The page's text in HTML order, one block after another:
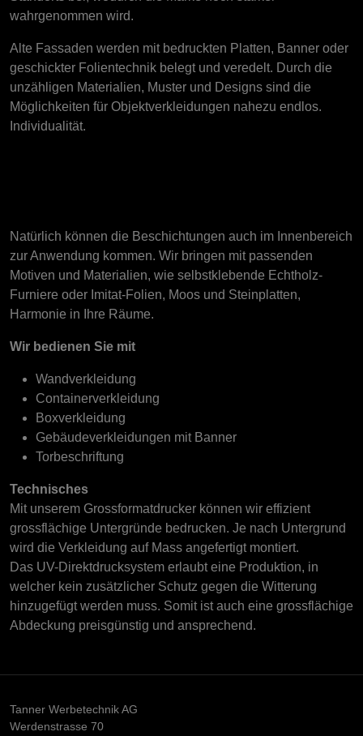
wahrgenommen wird.
Alte Fassaden werden mit bedruckten Platten, Banner oder
geschickter Folientechnik belegt und veredelt. Durch die
unzähligen Materialien, Muster und Designs sind die
Möglichkeiten für Objektverkleidungen nahezu endlos.
Individualität.
Natürlich können die Beschichtungen auch im Innenbereich
zur Anwendung kommen. Wir bringen mit passenden
Motiven und Materialien, wie selbstklebende Echtholz-
Furniere oder Imitat-Folien, Moos und Steinplatten,
Harmonie in Ihre Räume.
Wir bedienen Sie mit
Wandverkleidung
Containerverkleidung
Boxverkleidung
Gebäudeverkleidungen mit Banner
Torbeschriftung
Technisches
Mit unserem Grossformatdrucker können wir effizient
grossflächige Untergründe bedrucken. Je nach Untergrund
wird die Verkleidung auf Mass angefertigt montiert.
Das UV-Direktdrucksystem erlaubt eine Produktion, in
welcher kein zusätzlicher Schutz gegen die Witterung
hinzugefügt werden muss. Somit ist auch eine grossflächige
Abdeckung preisgünstig und ansprechend.
Tanner Werbetechnik AG
Werdenstrasse 70